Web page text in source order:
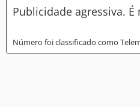
Publicidade agressiva.
Número foi classificado como